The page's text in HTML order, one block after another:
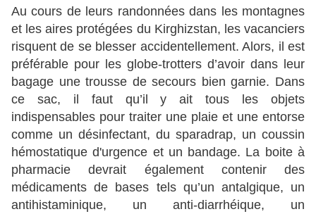
Au cours de leurs randonnées dans les montagnes
et les aires protégées du Kirghizstan, les vacanciers
risquent de se blesser accidentellement. Alors, il est
préférable pour les globe-trotters d’avoir dans leur
bagage une trousse de secours bien garnie. Dans
ce sac, il faut qu’il y ait tous les objets
indispensables pour traiter une plaie et une entorse
comme un désinfectant, du sparadrap, un coussin
hémostatique d'urgence et un bandage. La boite à
pharmacie devrait également contenir des
médicaments de bases tels qu’un antalgique, un
antihistaminique, un anti-diarrhéique, un